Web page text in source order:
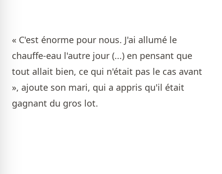
« C'est énorme pour nous. J'ai allumé le
chauffe-eau l'autre jour (...) en pensant que
tout allait bien, ce qui n'était pas le cas avant
», ajoute son mari, qui a appris qu'il était
gagnant du gros lot.